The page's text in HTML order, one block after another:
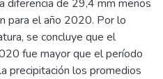
diferencia de 29,4 mm menos
para el año 2020. Por lo
se concluye que el
fue mayor que el período
precipitación los promedios